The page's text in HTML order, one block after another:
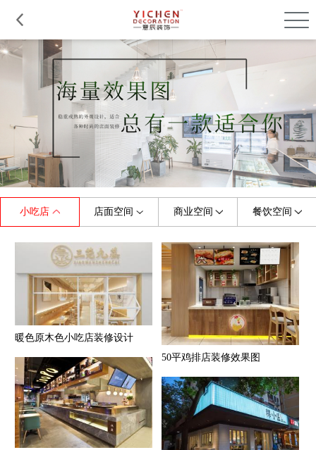
小吃店
门头 美容/美甲店 早教机构
小吃店 茶饮店 甜品店 办公室
服装店
店面空间
珠宝店 童装店 婚纱店
水果店 理发店 母婴店 鞋店
花店 眼镜店 面包店 其他
商业空间
展厅 商场 摄影店
健身房 便利店 游泳馆 幼儿园
培训学校 其他
餐饮空间
烤肉店 中餐厅 西餐厅
料理店 快餐厅 咖啡店 火锅店
茶餐厅 主题餐厅
暖色原木色小吃店装修设计
50平鸡排店装修效果图